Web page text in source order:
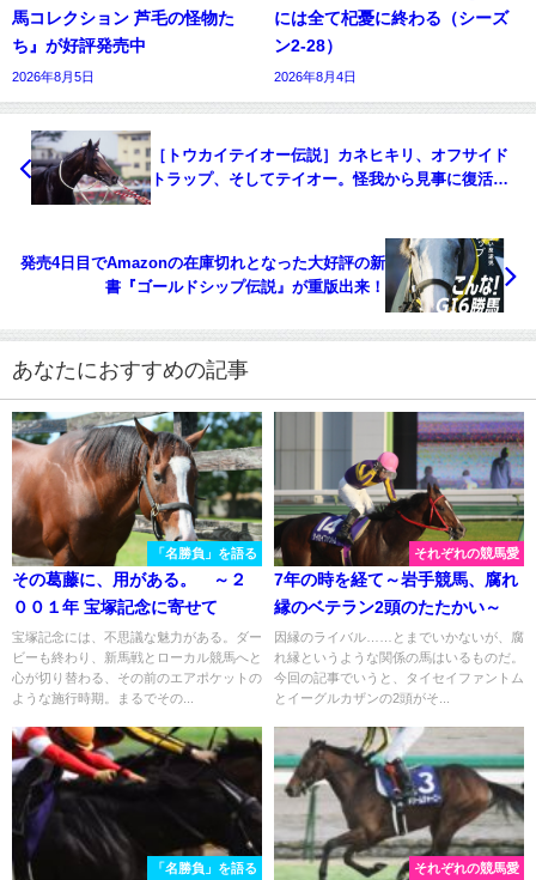
馬コレクション 芦毛の怪物た
ち』が好評発売中
2026年8月5日
には全て杞憂に終わる（シーズ
ン2-28）
2026年8月4日
［トウカイテイオー伝説］カネヒキリ、オフサイド
トラップ、そしてテイオー。怪我から見事に復活、
発売4日目でAmazonの在庫切れとなった大好評の新
書『ゴールドシップ伝説』が重版出来！
あなたにおすすめの記事
「名勝負」を語る
その葛藤に、用がある。 ～２
００１年 宝塚記念に寄せて
宝塚記念には、不思議な魅力がある。ダー
ビーも終わり、新馬戦とローカル競馬へと
心が切り替わる、その前のエアポケットの
ような施行時期。まるでその...
それぞれの競馬愛
7年の時を経て～岩手競馬、腐れ
縁のベテラン2頭のたたかい～
因縁のライバル……とまでいかないが、腐
れ縁というような関係の馬はいるものだ。
今回の記事でいうと、タイセイファントム
とイーグルカザンの2頭がそ...
「名勝負」を語る それぞれの競馬愛